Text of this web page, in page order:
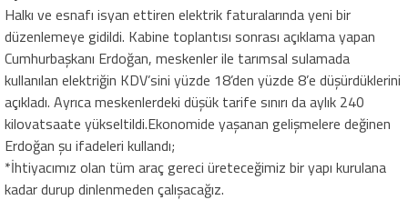
Halkı ve esnafı isyan ettiren elektrik faturalarında yeni bir
düzenlemeye gidildi. Kabine toplantısı sonrası açıklama yapan
Cumhurbaşkanı Erdoğan, meskenler ile tarımsal sulamada
kullanılan elektriğin KDV’sini yüzde 18’den yüzde 8’e düşürdüklerini
açıkladı. Ayrıca meskenlerdeki düşük tarife sınırı da aylık 240
kilovatsaate yükseltildi.Ekonomide yaşanan gelişmelere değinen
Erdoğan şu ifadeleri kullandı;
*İhtiyacımız olan tüm araç gereci üreteceğimiz bir yapı kurulana
kadar durup dinlenmeden çalışacağız.